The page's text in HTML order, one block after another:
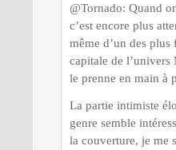
@Tornado: Quand
c’est encore plus
même d’un des plus
capitale de l’univers
le prenne en main à
La partie intimiste
genre semble
la couverture, je me